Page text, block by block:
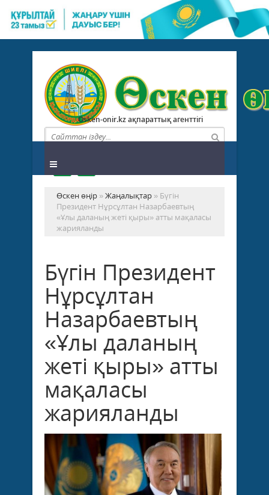
Osken-onir.kz ақпараттық агенттігі
Өскен өңір »Жаңалықтар » Бүгін
Президент Нұрсұлтан Назарбаевтың
«Ұлы даланың жеті қыры» атты мақаласы
жарияланды
Бүгін Президент
Нұрсұлтан
Назарбаевтың
«Ұлы даланың
жеті қыры» атты
мақаласы
жарияланды